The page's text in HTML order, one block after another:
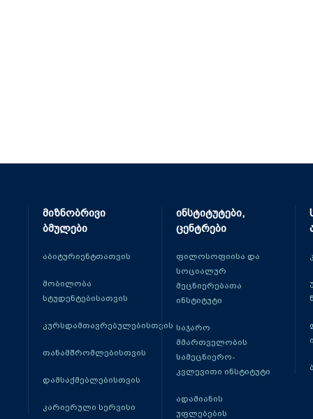
მიზნობრივი
ბმულები
აბიტურიენტთათვის
მობილობა
სტუდენტებისათვის
კურსდამთავრებულებისთვის
თანამშრომლებისთვის
დამსაქმებლებისთვის
კარიერული სერვისი
ინსტიტუტები,
ცენტრები
ფილოსოფიისა და
სოციალურ
მეცნიერებათა
ინსტიტუტი
საჯარო
მმართველობის
სამეცნიერო-
კვლევითი ინსტიტუტი
ადამიანის
უფლებების